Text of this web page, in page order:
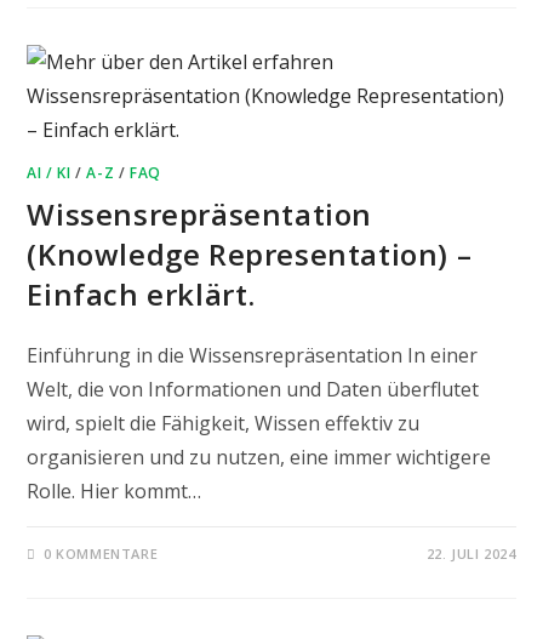
AI / KI /A-Z /FAQ
Wissensrepräsentation
(Knowledge Representation) –
Einfach erklärt.
Einführung in die Wissensrepräsentation In einer
Welt, die von Informationen und Daten überflutet
wird, spielt die Fähigkeit, Wissen effektiv zu
organisieren und zu nutzen, eine immer wichtigere
Rolle. Hier kommt…
0 KOMMENTARE 22. JULI 2024